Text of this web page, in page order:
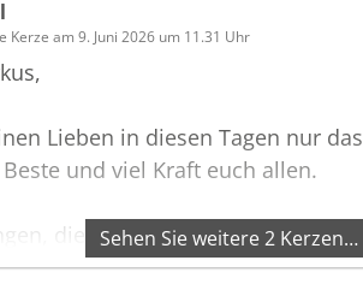
Kerze am 9. Juni 2026 um 11.31 Uhr
Lieben in diesen Tagen nur das
und viel Kraft euch allen.
die unser Herz berühren,
verloren. -
Sehen Sie weitere 2 Kerzen…